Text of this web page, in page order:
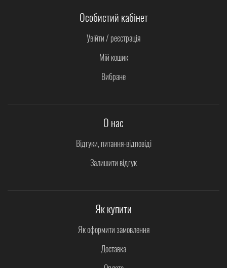
Особистий кабінет
Увійти / реєстрація
Мій кошик
Вибране
О нас
Відгуки, питання-відповіді
Залишити відгук
Як купити
Як оформити замовлення
Доставка